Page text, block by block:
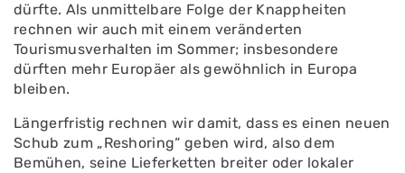
dürfte. Als unmittelbare Folge der Knappheiten
rechnen wir auch mit einem veränderten
Tourismusverhalten im Sommer; insbesondere
dürften mehr Europäer als gewöhnlich in Europa
bleiben.
Längerfristig rechnen wir damit, dass es einen neuen
Schub zum „Reshoring“ geben wird, also dem
Bemühen, seine Lieferketten breiter oder lokaler